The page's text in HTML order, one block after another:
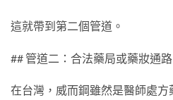
這就帶到第二個管道。
## 管道二：合法藥局或藥妝通
在台灣，威而鋼雖然是醫師處